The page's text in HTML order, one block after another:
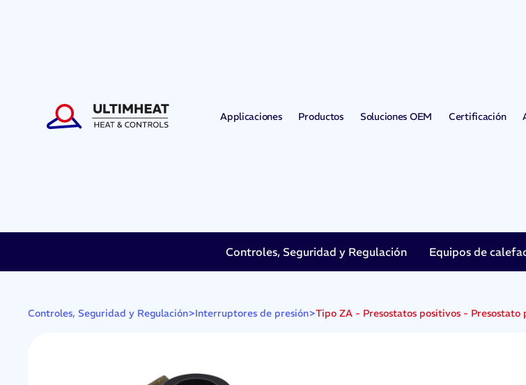
Applicaciones Productos Soluciones OEM Certificación
Controles, Seguridad y Regulación Equipos de
Controles, Seguridad y Regulación>Interruptores de presión>Tipo ZA - Presostatos positivos -